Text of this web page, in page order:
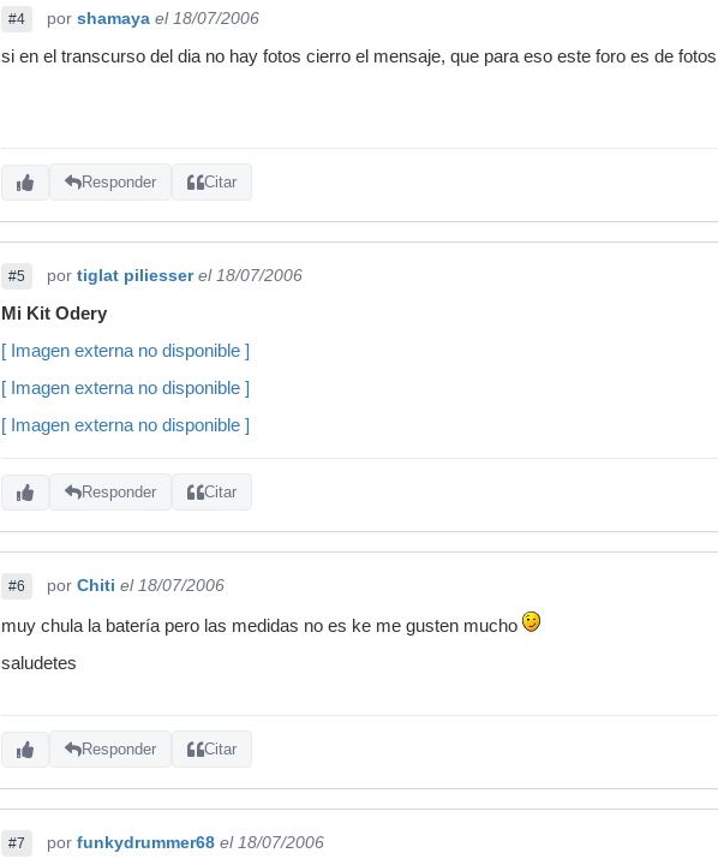
#4 por shamaya el 18/07/2006
si en el transcurso del dia no hay fotos cierro el mensaje, que para eso este foro es de
Responder Citar
#5 por tiglat piliesser el 18/07/2006
Mi Kit Odery
[ Imagen externa no disponible ]
[ Imagen externa no disponible ]
[ Imagen externa no disponible ]
Responder Citar
#6 por Chiti el 18/07/2006
muy chula la batería pero las medidas no es ke me gusten mucho
saludetes
Responder Citar
#7 por funkydrummer68 el 18/07/2006